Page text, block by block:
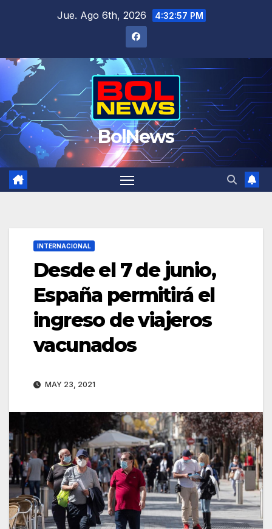
Jue. Ago 6th, 2026 4:32:58 PM
BolNews
INTERNACIONAL
Desde el 7 de junio,
España permitirá el
ingreso de viajeros
vacunados
MAY 23, 2021